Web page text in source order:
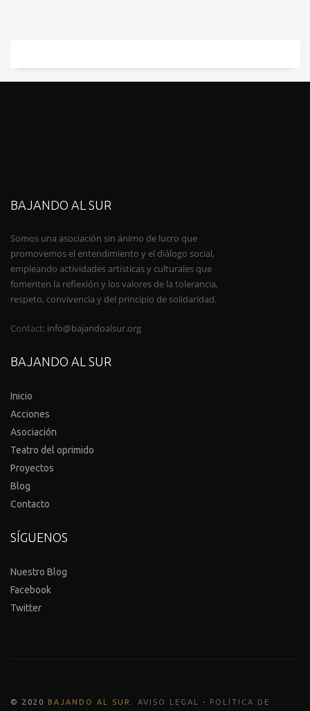
BAJANDO AL SUR
Somos una asociación sin ánimo de lucro que
promovemos el entendimiento y el diálogo social,
empleando actividades artísticas y culturales que
fomenten la reflexión y los valores de la tolerancia,
respeto, convivencia y del principio de solidaridad.
Contact: info@bajandoalsur.org
BAJANDO AL SUR
Inicio
Acciones
Asociación
Teatro del oprimido
Proyectos
Blog
Contacto
SÍGUENOS
Nuestro Blog
Facebook
Twitter
© 2020 BAJANDO AL SUR AVISO LEGAL - POLÍTICA DE